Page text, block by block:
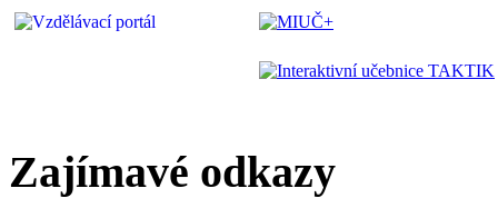
Zajímavé odkazy